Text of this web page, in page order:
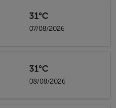
31°C
07/08/2026
31°C
08/08/2026